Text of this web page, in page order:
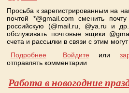
Просьба к зарегистрированным на
почтой *@gmail.com сменить
российскую (@mail.ru, @ya.ru и
обслуживать почтовые ящики
счета и рассылки в связи с этим
Подробнее о Смена почтовых
Войдите или
отправлять комментарии
Работа в новогодние